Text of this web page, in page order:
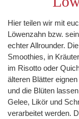
Hier teilen wir mit
Löwenzahn bzw.
echter Allrounder.
Smoothies, in
im Risotto oder
älteren Blätter
und die Blüten
Gelee, Likör und
verarbeitet werden.